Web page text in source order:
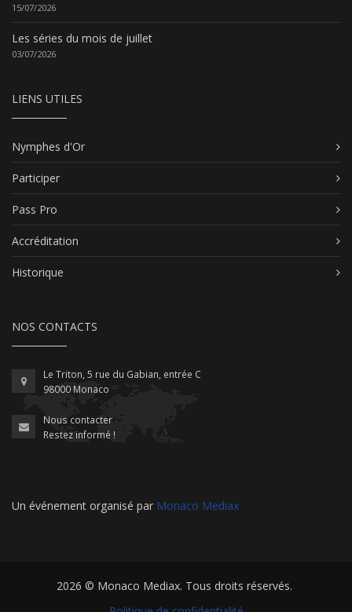
15/07/2026
Les séries du mois de juillet
03/07/2026
LIENS UTILES
Nymphes d'Or
Participer
Pass Pro
Accréditation
Historique
NOS CONTACTS
Le Triton, 5 rue du Gabian, entrée C
98000 Monaco
Nous contacter
Restez informé !
Un événement organisé par Monaco Mediax
2026 © Monaco Mediax. Tous droits réservés.